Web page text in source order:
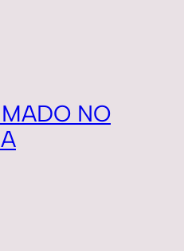
NO